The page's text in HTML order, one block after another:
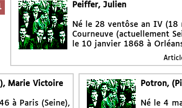
Peiffer, Julien
Né le 28 ventôse an IV (18
Courneuve (actuellement
le 10 janvier 1868 à
Marie Victoire
à Paris (Seine),
Potron,
Né le 4